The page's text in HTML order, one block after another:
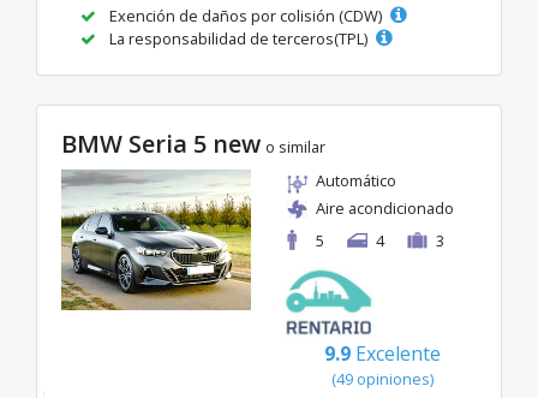
Exención de daños por colisión (CDW)
La responsabilidad de terceros(TPL)
BMW Seria 5 new o similar
Automático
Aire acondicionado
5
4 3
9.9 Excelente
(49 opiniones)